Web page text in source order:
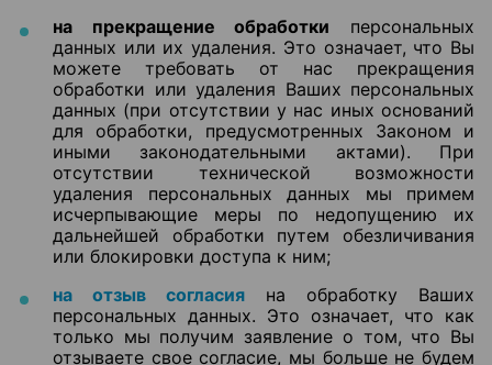
на прекращение обработки персональных
данных или их удаления. Это означает, что Вы
можете требовать от нас прекращения
обработки или удаления Ваших персональных
данных (при отсутствии у нас иных оснований
для обработки, предусмотренных Законом и
иными законодательными актами). При
отсутствии технической возможности
удаления персональных данных мы примем
исчерпывающие меры по недопущению их
дальнейшей обработки путем обезличивания
или блокировки доступа к ним;
на отзыв согласия на обработку Ваших
персональных данных. Это означает, что как
только мы получим заявление о том, что Вы
отзываете свое согласие, мы больше не будем